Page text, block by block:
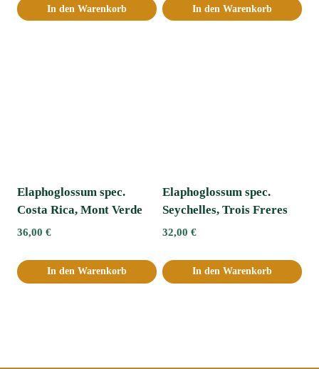
In den Warenkorb In den Warenkorb
Elaphoglossum spec.
Costa Rica, Mont Verde
36,00 €
In den Warenkorb
Elaphoglossum spec.
Seychelles, Trois Freres
32,00 €
In den Warenkorb